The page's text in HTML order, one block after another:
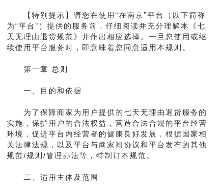
【特别提示】请您在使用“在南京”平台（以下简称
为“平台”）提供的服务前，仔细阅读并充分理解本《七
天无理由退货规范》并作出相应选择。一旦您使用或继
续使用平台服务时，即意味着您同意适用本规则。
第一章 总则
一、目的和依据
为了保障商家为用户提供的七天无理由退货服务的
实施，保护用户的合法权益，营造合法合规的平台经营
环境，促进平台内经营者的健康良好发展，根据国家相
关法律法规，以及平台与商家间协议和平台发布的其他
规范/规则/管理办法等，特制订本规范。
二、适用主体及范围